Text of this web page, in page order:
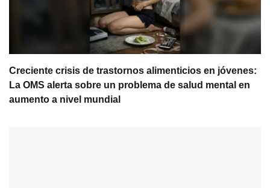
Creciente crisis de trastornos alimenticios en jóvenes:
La OMS alerta sobre un problema de salud mental en
aumento a nivel mundial